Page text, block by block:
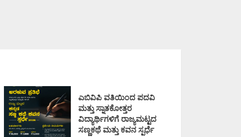
ಎಬಿವಿಪಿ ವತಿಯಿಂದ ಪದವಿ
ಮತ್ತು ಸ್ನಾತಕೋತ್ತರ
ವಿದ್ಯಾರ್ಥಿಗಳಿಗೆ ರಾಜ್ಯಮಟ್ಟದ
ಸಣ್ಣಕಥೆ ಮತ್ತು ಕವನ ಸ್ಪರ್ಧೆ